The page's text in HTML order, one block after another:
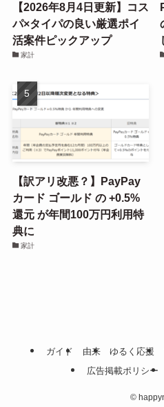
【2026年8月4日更新】コス
パ×タイパの良い厳選ポイ
活案件ピックアップ
家計
【訳アリ改悪？】PayPay
カード ゴールド の +0.5%
還元 が年間100万円利用特
典に
家計
ガイド 由来 ゆるく応援
広告掲載ポリシー
©